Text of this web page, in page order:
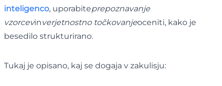
inteligenco, uporabiteprepoznavanje
vzorcevinverjetnostno točkovanjeoceniti, kako je
besedilo strukturirano.
Tukaj je opisano, kaj se dogaja v zakulisju: